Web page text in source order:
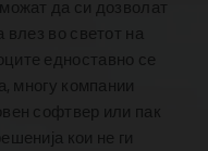
да си дозволат
влез во светот на
едноставно се
многу компании
софтвер или пак
кои не ги